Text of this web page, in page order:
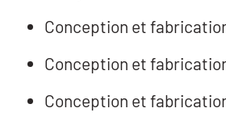
Conception et
Conception et
Conception et